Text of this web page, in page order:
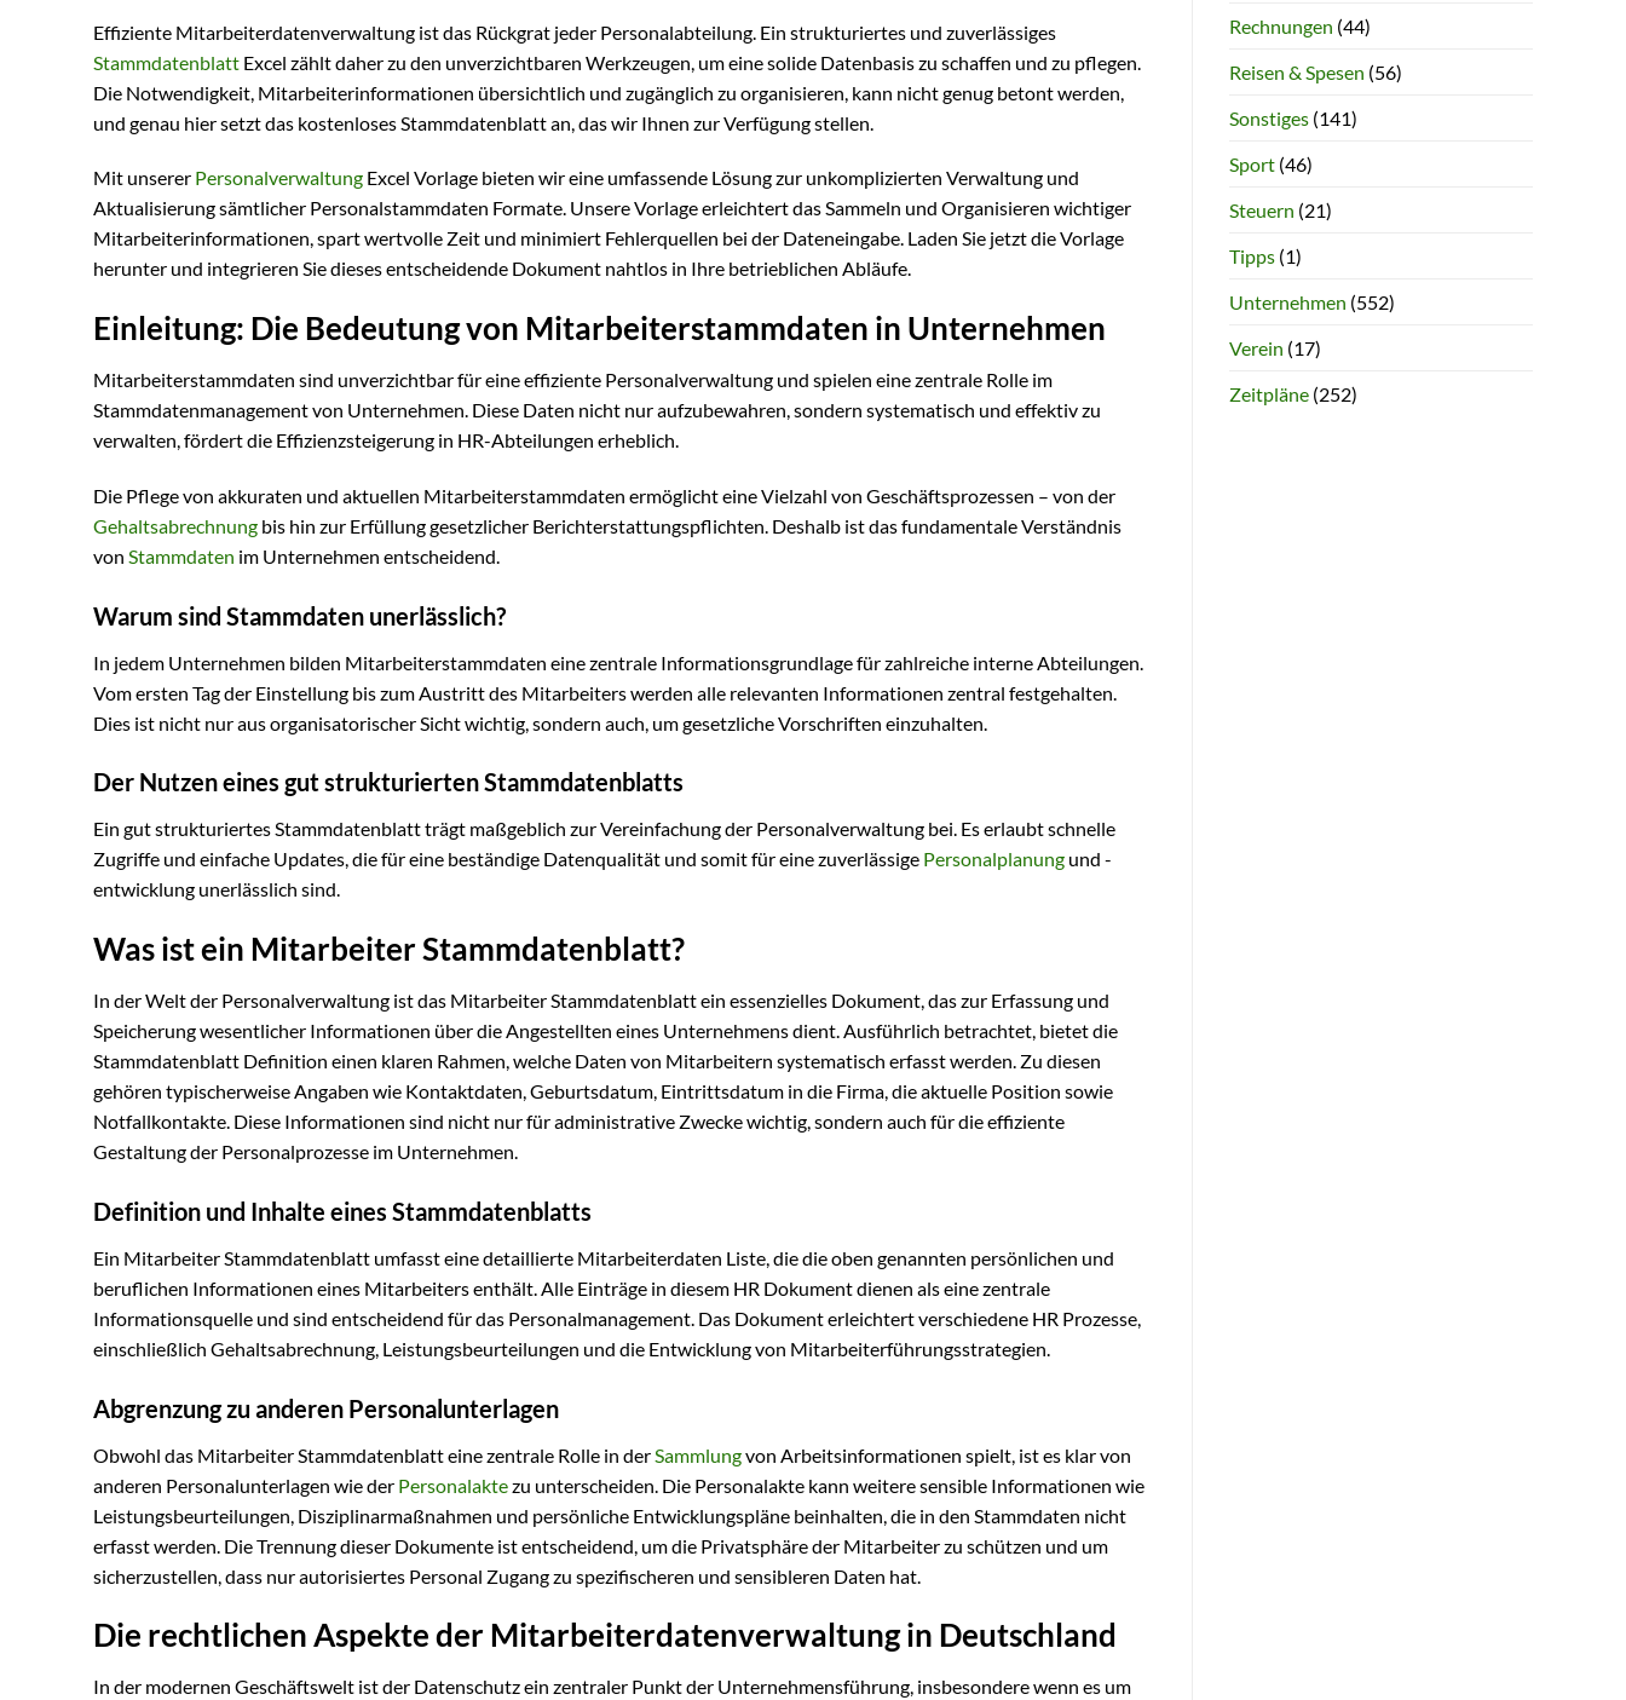
Effiziente Mitarbeiterdatenverwaltung ist das Rückgrat jeder Personalabteilung. Ein strukturiertes und zuverlässiges
Stammdatenblatt Excel zählt daher zu den unverzichtbaren Werkzeugen, um eine solide Datenbasis zu schaffen und zu pflegen.
Die Notwendigkeit, Mitarbeiterinformationen übersichtlich und zugänglich zu organisieren, kann nicht genug betont werden,
und genau hier setzt das kostenloses Stammdatenblatt an, das wir Ihnen zur Verfügung stellen.
Mit unserer Personalverwaltung Excel Vorlage bieten wir eine umfassende Lösung zur unkomplizierten Verwaltung und
Aktualisierung sämtlicher Personalstammdaten Formate. Unsere Vorlage erleichtert das Sammeln und Organisieren wichtiger
Mitarbeiterinformationen, spart wertvolle Zeit und minimiert Fehlerquellen bei der Dateneingabe. Laden Sie jetzt die Vorlage
herunter und integrieren Sie dieses entscheidende Dokument nahtlos in Ihre betrieblichen Abläufe.
Einleitung: Die Bedeutung von Mitarbeiterstammdaten in Unternehmen
Mitarbeiterstammdaten sind unverzichtbar für eine effiziente Personalverwaltung und spielen eine zentrale Rolle im
Stammdatenmanagement von Unternehmen. Diese Daten nicht nur aufzubewahren, sondern systematisch und effektiv zu
verwalten, fördert die Effizienzsteigerung in HR-Abteilungen erheblich.
Die Pflege von akkuraten und aktuellen Mitarbeiterstammdaten ermöglicht eine Vielzahl von Geschäftsprozessen – von der
Gehaltsabrechnung bis hin zur Erfüllung gesetzlicher Berichterstattungspflichten. Deshalb ist das fundamentale Verständnis
von Stammdaten im Unternehmen entscheidend.
Warum sind Stammdaten unerlässlich?
In jedem Unternehmen bilden Mitarbeiterstammdaten eine zentrale Informationsgrundlage für zahlreiche interne Abteilungen.
Vom ersten Tag der Einstellung bis zum Austritt des Mitarbeiters werden alle relevanten Informationen zentral festgehalten.
Dies ist nicht nur aus organisatorischer Sicht wichtig, sondern auch, um gesetzliche Vorschriften einzuhalten.
Der Nutzen eines gut strukturierten Stammdatenblatts
Ein gut strukturiertes Stammdatenblatt trägt maßgeblich zur Vereinfachung der Personalverwaltung bei. Es erlaubt schnelle
Zugriffe und einfache Updates, die für eine beständige Datenqualität und somit für eine zuverlässige Personalplanung und -
entwicklung unerlässlich sind.
Was ist ein Mitarbeiter Stammdatenblatt?
In der Welt der Personalverwaltung ist das Mitarbeiter Stammdatenblatt ein essenzielles Dokument, das zur Erfassung und
Speicherung wesentlicher Informationen über die Angestellten eines Unternehmens dient. Ausführlich betrachtet, bietet die
Stammdatenblatt Definition einen klaren Rahmen, welche Daten von Mitarbeitern systematisch erfasst werden. Zu diesen
gehören typischerweise Angaben wie Kontaktdaten, Geburtsdatum, Eintrittsdatum in die Firma, die aktuelle Position sowie
Notfallkontakte. Diese Informationen sind nicht nur für administrative Zwecke wichtig, sondern auch für die effiziente
Gestaltung der Personalprozesse im Unternehmen.
Definition und Inhalte eines Stammdatenblatts
Ein Mitarbeiter Stammdatenblatt umfasst eine detaillierte Mitarbeiterdaten Liste, die die oben genannten persönlichen und
beruflichen Informationen eines Mitarbeiters enthält. Alle Einträge in diesem HR Dokument dienen als eine zentrale
Informationsquelle und sind entscheidend für das Personalmanagement. Das Dokument erleichtert verschiedene HR Prozesse,
einschließlich Gehaltsabrechnung, Leistungsbeurteilungen und die Entwicklung von Mitarbeiterführungsstrategien.
Abgrenzung zu anderen Personalunterlagen
Obwohl das Mitarbeiter Stammdatenblatt eine zentrale Rolle in der Sammlungvon Arbeitsinformationen spielt, ist es klar von
anderen Personalunterlagen wie der Personalaktezu unterscheiden. Die Personalakte kann weitere sensible Informationen wie
Leistungsbeurteilungen, Disziplinarmaßnahmen und persönliche Entwicklungspläne beinhalten, die in den Stammdaten nicht
erfasst werden. Die Trennung dieser Dokumente ist entscheidend, um die Privatsphäre der Mitarbeiter zu schützen und um
sicherzustellen, dass nur autorisiertes Personal Zugang zu spezifischeren und sensibleren Daten hat.
Die rechtlichen Aspekte der Mitarbeiterdatenverwaltung in Deutschland
In der modernen Geschäftswelt ist der Datenschutz ein zentraler Punkt der Unternehmensführung, insbesondere wenn es um
Rechnungen (44)
Reisen & Spesen (56)
Sonstiges(141)
Sport(46)
Steuern (21)
Tipps(1)
Unternehmen (552)
Verein (17)
Zeitpläne(252)